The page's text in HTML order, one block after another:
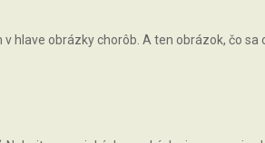
obrázky chorôb. A ten obrázok, čo sa